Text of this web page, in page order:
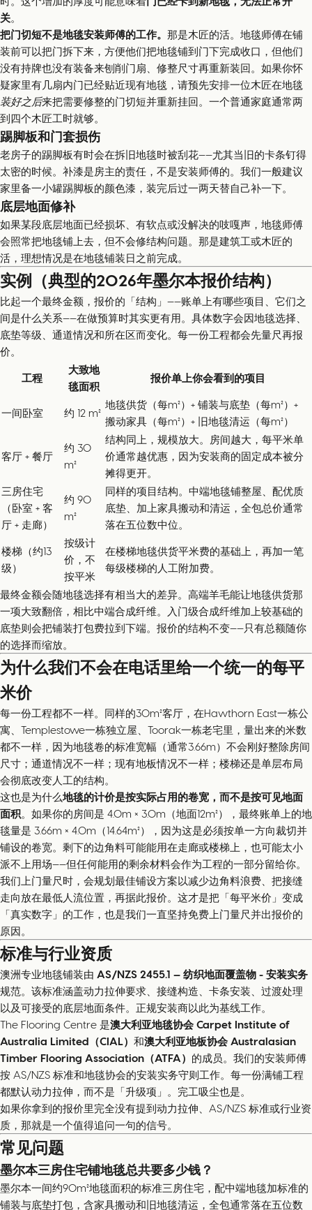
关。
把门切短不是地毯安装师傅的工作。 那是木匠的活。地毯师傅在铺
装前可以把门拆下来，方便他们把地毯铺到门下完成收口，但他们
没有持牌也没有装备来刨削门扇、修整尺寸再重新装回。如果你怀
疑家里有几扇内门已经贴近现有地毯，请预先安排一位木匠在地毯
装好之后来把需要修整的门切短并重新挂回。一个普通家庭通常两
到四个木匠工时就够。
踢脚板和门套损伤
老房子的踢脚板有时会在拆旧地毯时被刮花——尤其当旧的卡条钉得
太密的时候。补漆是房主的责任，不是安装师傅的。我们一般建议
家里备一小罐踢脚板的颜色漆，装完后过一两天替自己补一下。
底层地面修补
如果某段底层地面已经损坏、有软点或没解决的吱嘎声，地毯师傅
会照常把地毯铺上去，但不会修结构问题。那是建筑工或木匠的
活，理想情况是在地毯铺装日之前完成。
实例（典型的2026年墨尔本报价结构）
比起一个最终金额，报价的「结构」——账单上有哪些项目、它们之
间是什么关系——在做预算时其实更有用。具体数字会因地毯选择、
底垫等级、通道情况和所在区而变化。每一份工程都会先量尺再报
价。
工程
大致地
毯面积
报价单上你会看到的项目
一间卧室 约 12 m²
地毯供货（每m²）+ 铺装与底垫（每m²）+
搬动家具（每m²）+ 旧地毯清运（每m²）
客厅 + 餐厅
约 30
m²
结构同上，规模放大。房间越大，每平米单
价通常越优惠，因为安装商的固定成本被分
摊得更开。
三房住宅
（卧室 + 客
厅 + 走廊）
约 90
m²
同样的项目结构。中端地毯铺整屋、配优质
底垫、加上家具搬动和清运，全包总价通常
落在五位数中位。
楼梯（约13
级）
按级计
价，不
按平米
在楼梯地毯供货平米费的基础上，再加一笔
每级楼梯的人工附加费。
最终金额会随地毯选择有相当大的差异。高端羊毛能让地毯供货那
一项大致翻倍，相比中端合成纤维。入门级合成纤维加上较基础的
底垫则会把铺装打包费拉到下端。报价的结构不变——只有总额随你
的选择而缩放。
为什么我们不会在电话里给一个统一的每平
米价
每一份工程都不一样。同样的30m²客厅，在Hawthorn East一栋公
寓、Templestowe一栋独立屋、Toorak一栋老宅里，量出来的米数
都不一样，因为地毯卷的标准宽幅（通常3.66m）不会刚好整除房间
尺寸；通道情况不一样；现有地板情况不一样；楼梯还是单层布局
会彻底改变人工的结构。
这也是为什么地毯的计价是按实际占用的卷宽，而不是按可见地面
面积。如果你的房间是 4.0m × 3.0m（地面12m²），最终账单上的地
毯量是 3.66m × 4.0m（14.64m²），因为这是必须按单一方向裁切并
铺设的卷宽。剩下的边角料可能能用在走廊或楼梯上，也可能太小
派不上用场——但任何能用的剩余材料会作为工程的一部分留给你。
我们上门量尺时，会规划最佳铺设方案以减少边角料浪费、把接缝
走向放在最低人流位置，再据此报价。这才是把「每平米价」变成
「真实数字」的工作，也是我们一直坚持免费上门量尺并出报价的
原因。
标准与行业资质
澳洲专业地毯铺装由 AS/NZS 2455.1 — 纺织地面覆盖物 - 安装实务
规范。该标准涵盖动力拉伸要求、接缝构造、卡条安装、过渡处理
以及可接受的底层地面条件。正规安装商以此为基线工作。
The Flooring Centre 是澳大利亚地毯协会 Carpet Institute of
Australia Limited（CIAL） 和澳大利亚地板协会 Australasian
Timber Flooring Association（ATFA） 的成员。我们的安装师傅
按 AS/NZS 标准和地毯协会的安装实务守则工作。每一份满铺工程
都默认动力拉伸，而不是「升级项」。完工吸尘也是。
如果你拿到的报价里完全没有提到动力拉伸、AS/NZS 标准或行业资
质，那就是一个值得追问一句的信号。
常见问题
墨尔本三房住宅铺地毯总共要多少钱？
墨尔本一间约90m²地毯面积的标准三房住宅，配中端地毯加标准的
铺装与底垫打包，含家具搬动和旧地毯清运，全包通常落在五位数